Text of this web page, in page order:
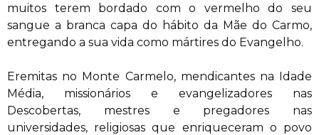
muitos terem bordado com o vermelho do seu
sangue a branca capa do hábito da Mãe do Carmo,
entregando a sua vida como mártires do Evangelho.
Eremitas no Monte Carmelo, mendicantes na Idade
Média, missionários e evangelizadores nas
Descobertas, mestres e pregadores nas
universidades, religiosas que enriqueceram o povo